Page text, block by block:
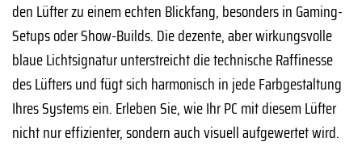
den Lüfter zu einem echten Blickfang, besonders in Gaming-
Setups oder Show-Builds. Die dezente, aber wirkungsvolle
blaue Lichtsignatur unterstreicht die technische Raffinesse
des Lüfters und fügt sich harmonisch in jede Farbgestaltung
Ihres Systems ein. Erleben Sie, wie Ihr PC mit diesem Lüfter
nicht nur effizienter, sondern auch visuell aufgewertet wird.